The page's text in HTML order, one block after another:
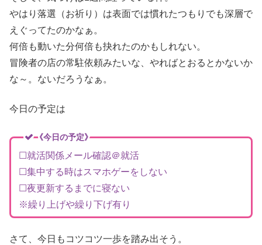
やはり落選（お祈り）は表面では慣れたつもりでも深層で
えぐってたのかなぁ。
何倍も動いた分何倍も抉れたのかもしれない。
冒険者の店の常駐依頼みたいな、やればとおるとかないか
な～。ないだろうなぁ。
今日の予定は
《今日の予定》
☐就活関係メール確認＠就活
☐集中する時はスマホゲーをしない
☐夜更新するまでに寝ない
※繰り上げや繰り下げ有り
さて、今日もコツコツ一歩を踏み出そう。